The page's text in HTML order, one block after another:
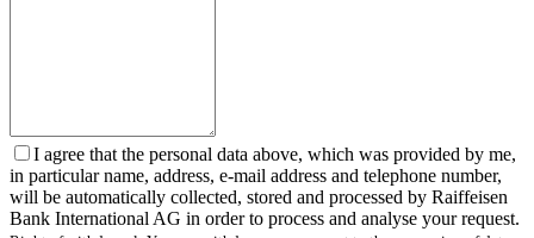
I agree that the personal data above, which was provided by me,
in particular name, address, e-mail address and telephone number,
will be automatically collected, stored and processed by Raiffeisen
Bank International AG in order to process and analyse your request.